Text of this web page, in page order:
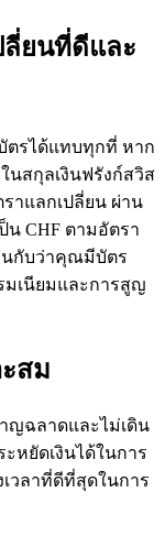
ลี่ยนที่ดีและ
ตรได้แทบทุกที่ หาก
นสกุลเงินฟรังก์สวิส
าแลกเปลี่ยน ผ่าน
CHF ตามอัตรา
นกับว่าคุณมีบัตร
มเนียมและการสูญ
สม
ญฉลาดและไม่เดิน
หยัดเงินได้ในการ
เวลาที่ดีที่สุดในการ